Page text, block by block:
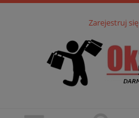
Zarejestruj się